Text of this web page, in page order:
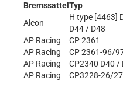
Bremssattel Typ
Alcon
H type [4463]
D44 / D48
AP Racing
CP 2361
AP Racing
CP 2361-96/
AP Racing
CP2340 D40 /
AP Racing
CP3228-26/